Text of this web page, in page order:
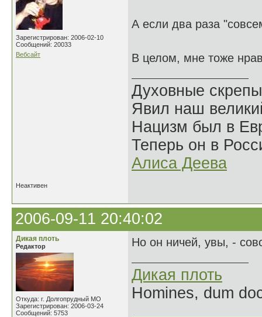
Зарегистрирован: 2006-02-10
Сообщений: 20033
Вебсайт
А если два раза
В целом, мне тоже
Духовные
Явил наш
Нацизм был в
Теперь он в
Алиса Деева
Неактивен
2006-09-11 20:40:02
Дикая плоть
Редактор
Откуда: г. Долгопрудный МО
Зарегистрирован: 2006-03-24
Сообщений: 5753
Но он ничей, увы, -
Дикая плоть
Homines, dum